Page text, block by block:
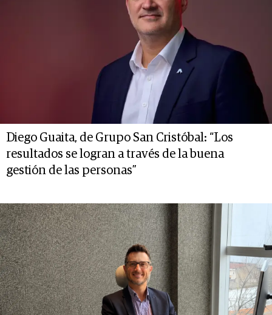
Diego Guaita, de Grupo San Cristóbal: “Los
resultados se logran a través de la buena
gestión de las personas”